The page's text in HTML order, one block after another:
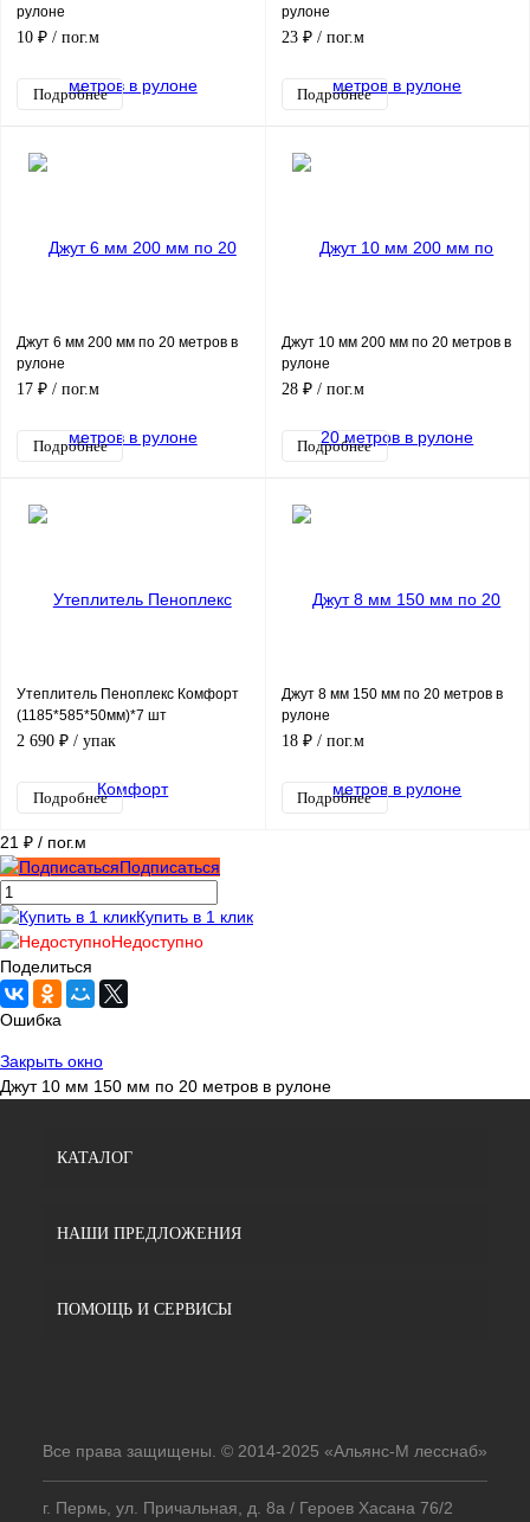
рулоне
10 ₽ / пог.м
Подробнее
рулоне
23 ₽ / пог.м
Подробнее
Джут 6 мм 200 мм по 20 метров в
рулоне
17 ₽ / пог.м
Подробнее
Джут 10 мм 200 мм по 20 метров в
рулоне
28 ₽ / пог.м
Подробнее
Утеплитель Пеноплекс Комфорт
(1185*585*50мм)*7 шт
2 690 ₽ / упак
Подробнее
Джут 8 мм 150 мм по 20 метров в
рулоне
18 ₽ / пог.м
Подробнее
21 ₽ / пог.м
Подписаться
Купить в 1 клик
Недоступно
Поделиться
Ошибка
Закрыть окно
Джут 10 мм 150 мм по 20 метров в рулоне
КАТАЛОГ
НАШИ ПРЕДЛОЖЕНИЯ
ПОМОЩЬ И СЕРВИСЫ
Все права защищены. © 2014-2025 «Альянс-М лесснаб»
г. Пермь, ул. Причальная, д. 8а / Героев Хасана 76/2